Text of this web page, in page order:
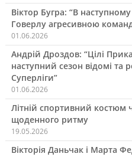
Віктор Бугра: “В
Говерлу агресивною
01.06.2026
Андрій Дроздов: “Цілі
наступний сезон відомі та
Суперліги”
01.06.2026
Літній спортивний костюм
щоденного ритму
19.05.2026
Вікторія Даньчак і Марта